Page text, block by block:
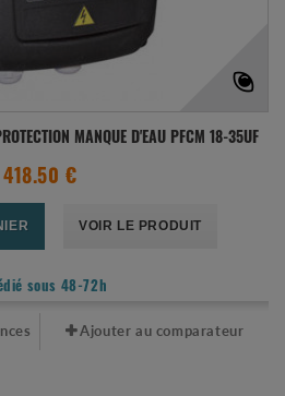
MANQUE D'EAU PFCM 18-35UF
418.50 €
VOIR LE PRODUIT
sous 48-72h
Ajouter au comparateur